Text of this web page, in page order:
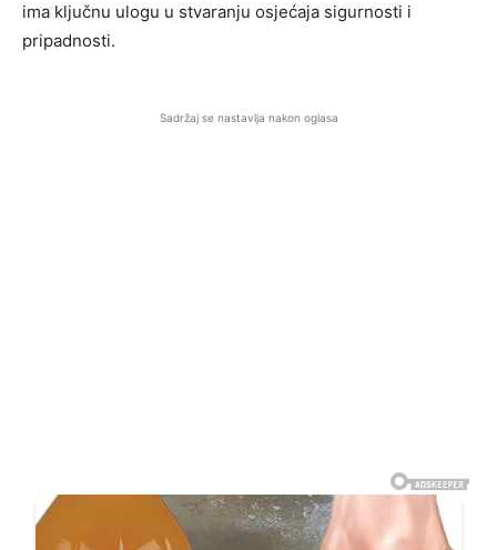
ima ključnu ulogu u stvaranju osjećaja sigurnosti i
pripadnosti.
Sadržaj se nastavlja nakon oglasa